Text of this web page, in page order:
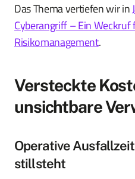
Das Thema vertiefen wir in
Cyberangriff – Ein Weckruf
Risikomanagement.
Versteckte
unsichtbare
Operative
stillsteht